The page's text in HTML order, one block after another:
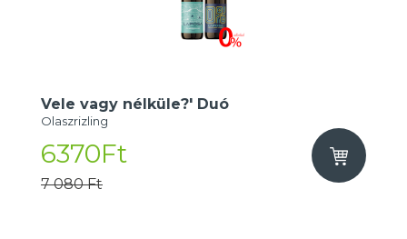
Vele vagy nélküle?' Duó
Olaszrizling
6370Ft
7 080 Ft